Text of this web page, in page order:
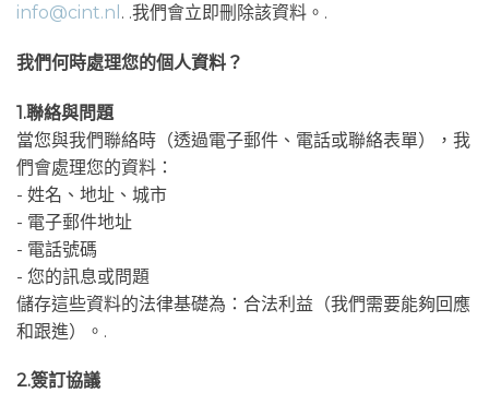
info@cint.nl . .我們會立即刪除該資料。.
我們何時處理您的個人資料？
1.聯絡與問題
當您與我們聯絡時（透過電子郵件、電話或聯絡表單），我
們會處理您的資料：
- 姓名、地址、城市
- 電子郵件地址
- 電話號碼
- 您的訊息或問題
儲存這些資料的法律基礎為：合法利益（我們需要能夠回應
和跟進）。.
2.簽訂協議